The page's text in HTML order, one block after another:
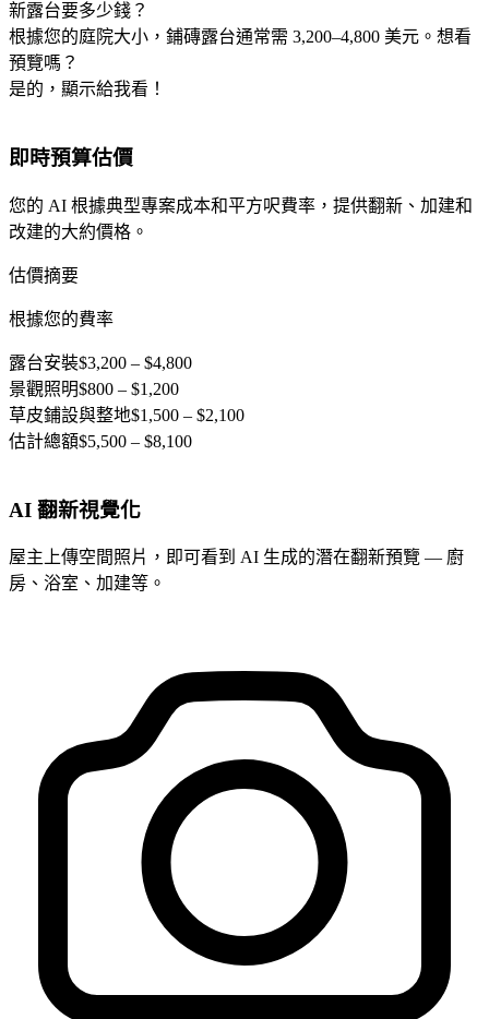
新露台要多少錢？
根據您的庭院大小，鋪磚露台通常需 3,200–4,800 美元。想看
預覽嗎？
是的，顯示給我看！
即時預算估價
您的 AI 根據典型專案成本和平方呎費率，提供翻新、加建和
改建的大約價格。
估價摘要
根據您的費率
露台安裝$3,200 – $4,800
景觀照明$800 – $1,200
草皮鋪設與整地$1,500 – $2,100
估計總額$5,500 – $8,100
AI 翻新視覺化
屋主上傳空間照片，即可看到 AI 生成的潛在翻新預覽 — 廚
房、浴室、加建等。